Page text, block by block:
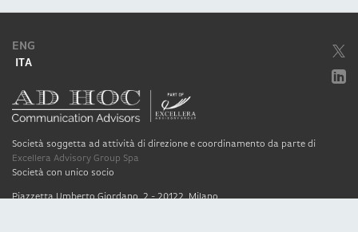
ENG
ITA
Società soggetta ad attività di direzione e coordinamento da parte di
Excellera Advisory Group Spa
Società con unico socio
Piazzetta Umberto Giordano, 2 - 20122, Milano